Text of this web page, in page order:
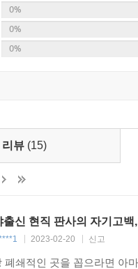
는 판결문으로 내보일 수
4천 쪽 정도를 읽기 위해
Harlan) 대법관은 흑
별을 부인”하는 색맹이라
주먹보다 멀고 어렵지만 “
서 이 사실을 잊지 않기 위
0%
0%
0%
리뷰 (15)
출신 현직 판사의 자기고
2023-02-20 신고
폐쇄적인 곳을 꼽으라면 아